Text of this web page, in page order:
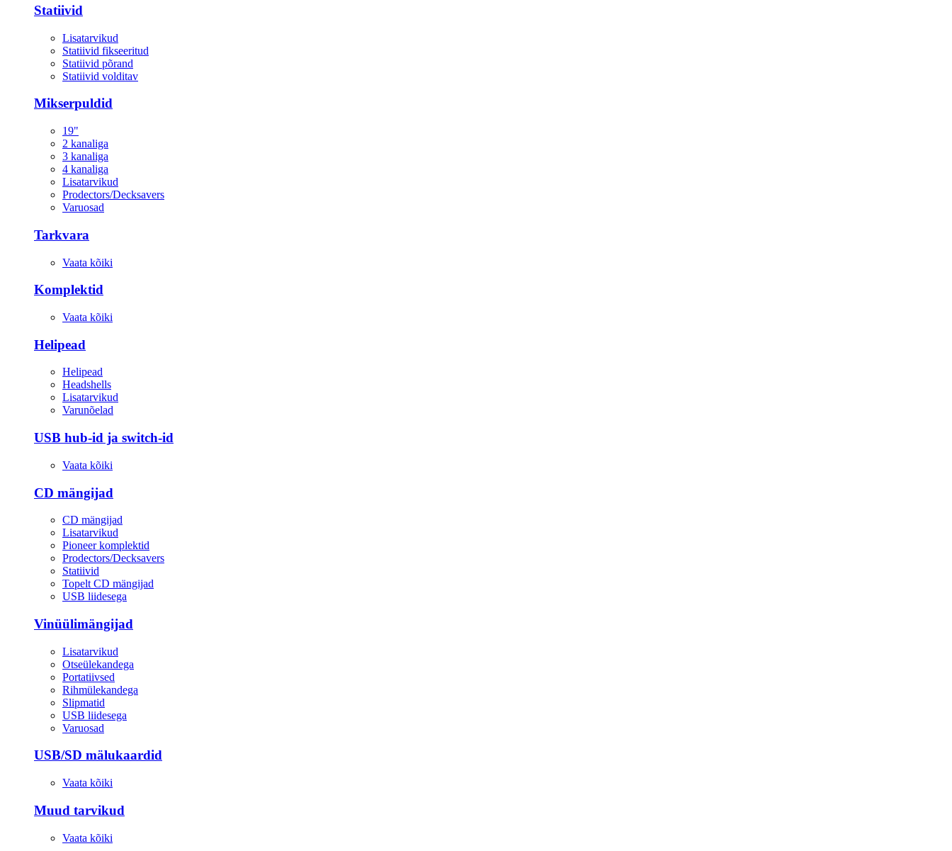
Statiivid
Lisatarvikud
Statiivid fikseeritud
Statiivid põrand
Statiivid volditav
Mikserpuldid
19"
2 kanaliga
3 kanaliga
4 kanaliga
Lisatarvikud
Prodectors/Decksavers
Varuosad
Tarkvara
Vaata kõiki
Komplektid
Vaata kõiki
Helipead
Helipead
Headshells
Lisatarvikud
Varunõelad
USB hub-id ja switch-id
Vaata kõiki
CD mängijad
CD mängijad
Lisatarvikud
Pioneer komplektid
Prodectors/Decksavers
Statiivid
Topelt CD mängijad
USB liidesega
Vinüülimängijad
Lisatarvikud
Otseülekandega
Portatiivsed
Rihmülekandega
Slipmatid
USB liidesega
Varuosad
USB/SD mälukaardid
Vaata kõiki
Muud tarvikud
Vaata kõiki